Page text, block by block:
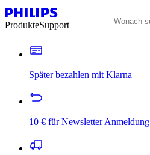
ProdukteSupport
Später bezahlen mit Klarna
10 € für Newsletter Anmeldung